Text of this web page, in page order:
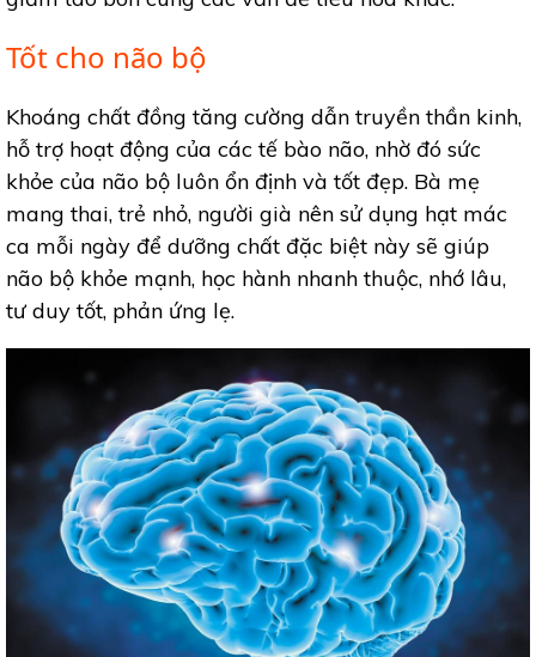
Tốt cho não bộ
Khoáng chất đồng tăng cường dẫn truyền thần kinh,
hỗ trợ hoạt động của các tế bào não, nhờ đó sức
khỏe của não bộ luôn ổn định và tốt đẹp. Bà mẹ
mang thai, trẻ nhỏ, người già nên sử dụng hạt mác
ca mỗi ngày để dưỡng chất đặc biệt này sẽ giúp
não bộ khỏe mạnh, học hành nhanh thuộc, nhớ lâu,
tư duy tốt, phản ứng lẹ.